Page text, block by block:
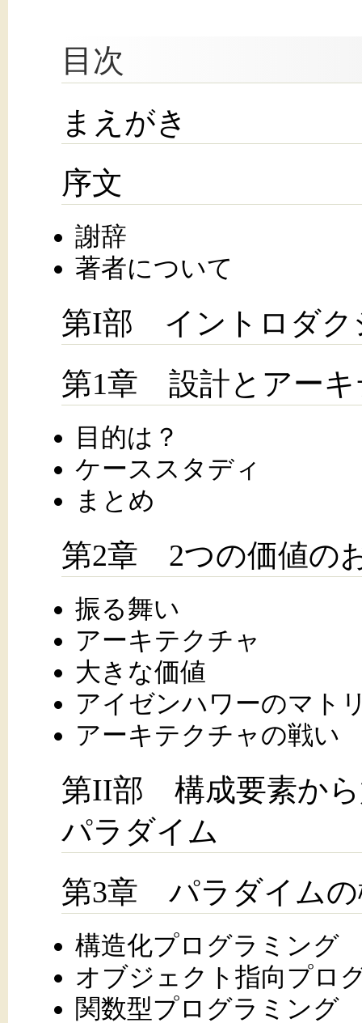
目次
まえがき
序文
謝辞
著者について
第I部 イントロダク
第1章 設計とアーキ
目的は？
ケーススタディ
まとめ
第2章 2つの価値の
振る舞い
アーキテクチャ
大きな価値
アイゼンハワーのマト
アーキテクチャの戦い
第II部 構成要素から
パラダイム
第3章 パラダイムの
構造化プログラミング
オブジェクト指向プロ
関数型プログラミング